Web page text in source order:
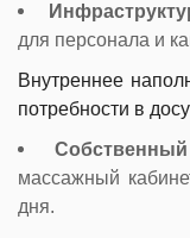
для персонала и
Внутреннее
потребности в
массажный
дня.